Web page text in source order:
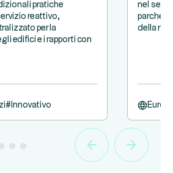
pratiche
reattivo,
per la
edifici e i rapporti con
# Innovativo
nel
della